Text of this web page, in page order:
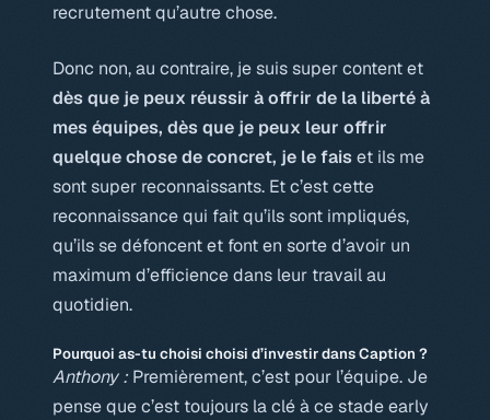
recrutement qu’autre chose.
Donc non, au contraire, je suis super content et
dès que je peux réussir à offrir de la liberté à
mes équipes, dès que je peux leur offrir
quelque chose de concret, je le faiset ils me
sont super reconnaissants. Et c’est cette
reconnaissance qui fait qu’ils sont impliqués,
qu’ils se défoncent et font en sorte d’avoir un
maximum d’efficience dans leur travail au
quotidien.
Pourquoi as-tu choisi choisi d’investir dans Caption ?
Anthony :Premièrement, c’est pour l’équipe. Je
pense que c’est toujours la clé à ce stade early